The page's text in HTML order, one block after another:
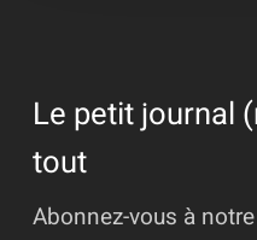
Le petit journal
tout
Abonnez-vous à